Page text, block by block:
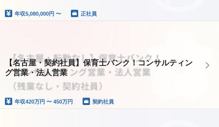
年収5,080,000円 〜 正社員
【名古屋・契約社員】保育士バンク！コンサルティン
グ営業・法人営業
年収420万円 〜 450万円 契約社員